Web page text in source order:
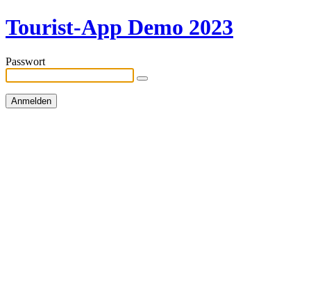
Tourist-App Demo 2023
Passwort